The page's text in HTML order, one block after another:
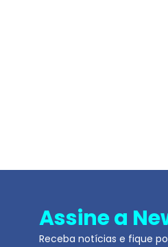
Assine a
Receba notícias e fique